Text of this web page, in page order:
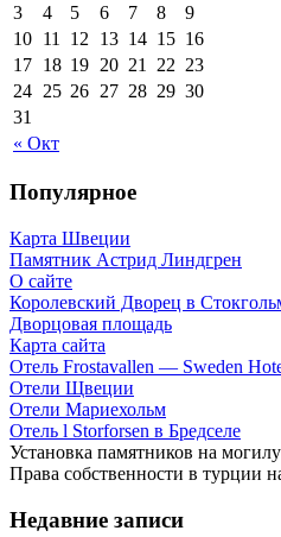
« Окт
3
4 5 6 7 8
9
10 11 12 13 14 15 16
17 18 19 20 21 22 23
24 25 26 27 28 29 30
31
Популярное
Карта Швеции
Памятник Астрид Линдгрен
О сайте
Королевский Дворец в
Дворцовая площадь
Карта сайта
Отель Frostavallen — Sweden
Отели Щвеции
Отели Мариехольм
Отель l Storforsen в Бредселе
Установка памятников на
Права собственности в турции
Недавние записи